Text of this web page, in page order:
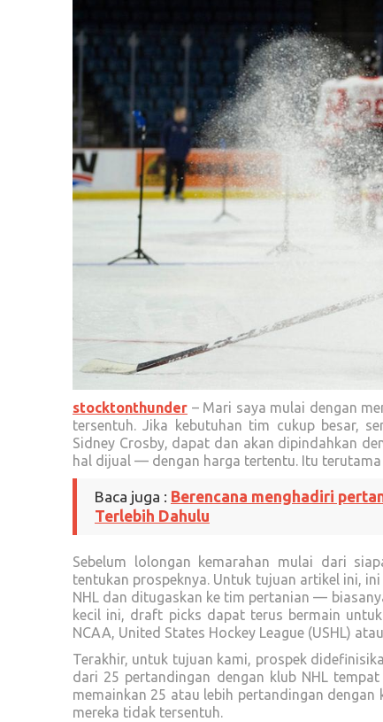
stocktonthunder – Mari saya mulai dengan
tersentuh. Jika kebutuhan tim cukup besar,
Sidney Crosby, dapat dan akan dipindahkan
hal dijual — dengan harga tertentu. Itu
Baca juga : Berencana menghadiri
Terlebih Dahulu
Sebelum lolongan kemarahan mulai dari
tentukan prospeknya. Untuk tujuan artikel ini,
NHL dan ditugaskan ke tim pertanian —
kecil ini, draft picks dapat terus bermain
NCAA, United States Hockey League (USHL)
Terakhir, untuk tujuan kami, prospek
dari 25 pertandingan dengan klub NHL
memainkan 25 atau lebih pertandingan
mereka tidak tersentuh.